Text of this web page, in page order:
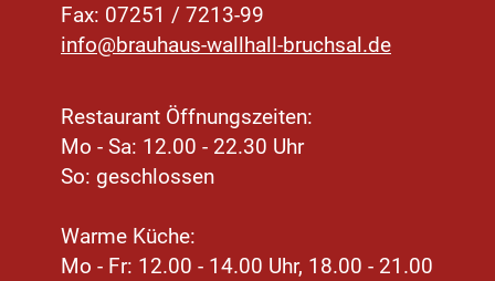
Fax: 07251 / 7213-99
info@brauhaus-wallhall-bruchsal.de
Restaurant Öffnungszeiten:
Mo - Sa: 12.00 - 22.30 Uhr
So: geschlossen
Warme Küche:
Mo - Fr: 12.00 - 14.00 Uhr, 18.00 - 21.00